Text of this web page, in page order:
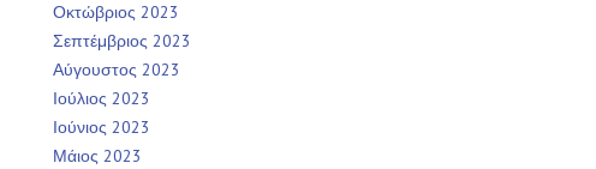
Οκτώβριος 2023
Σεπτέμβριος 2023
Αύγουστος 2023
Ιούλιος 2023
Ιούνιος 2023
Μάιος 2023